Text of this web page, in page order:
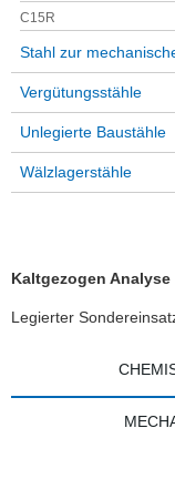
C15R
Stahl zur
Vergütungsstähle
Unlegierte Baustähle
Wälzlagerstähle
Kaltgezogen Analyse
Legierter